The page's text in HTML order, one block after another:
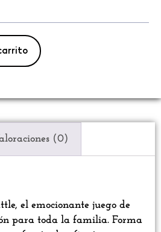
(0)
el emocionante juego de
para toda la familia. Forma